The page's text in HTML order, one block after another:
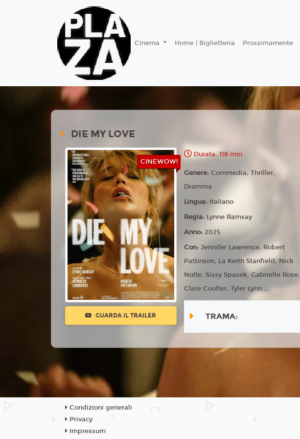
Cinema Home | Biglietteria Prossimamente
DIE MY LOVE
CINEWOW!
GUARDA IL TRAILER
Durata: 118 min
Genere:Commedia, Thriller,
Dramma
Lingua: Italiano
Regia: Lynne Ramsay
Anno:2025
Con:Jennifer Lawrence, Robert
Pattinson, La Keith Stanfield, Nick
Nolte, Sissy Spacek, Gabrielle Rose,
Clare Coulter, Tyler Lynn ...
TRAMA:
Condizioni generali
Privacy
Impressum